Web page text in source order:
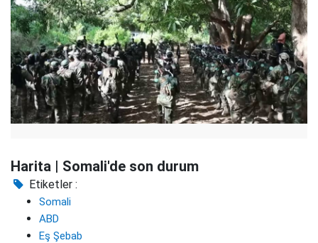
Harita | Somali'de son durum
Etiketler :
Somali
ABD
Eş Şebab